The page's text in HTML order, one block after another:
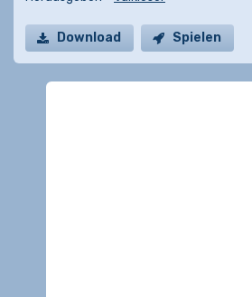
Download Spielen